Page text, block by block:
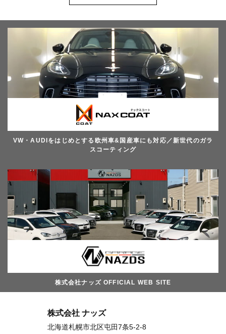
VW・AUDIをはじめとする欧州車&国産車にも対応／新世代のガラ
スコーティング
株式会社ナッズ OFFICIAL WEB SITE
株式会社 ナッズ
北海道札幌市北区屯田7条5-2-8